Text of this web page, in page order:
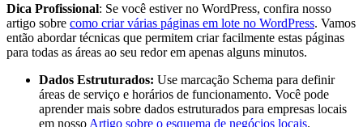
Dica Profissional: Se você estiver no WordPress, confira nosso
artigo sobre como criar várias páginas em lote no WordPress. Vamos
então abordar técnicas que permitem criar facilmente estas páginas
para todas as áreas ao seu redor em apenas alguns minutos.
Dados Estruturados: Use marcação Schema para definir
áreas de serviço e horários de funcionamento. Você pode
aprender mais sobre dados estruturados para empresas locais
em nosso Artigo sobre o esquema de negócios locais.